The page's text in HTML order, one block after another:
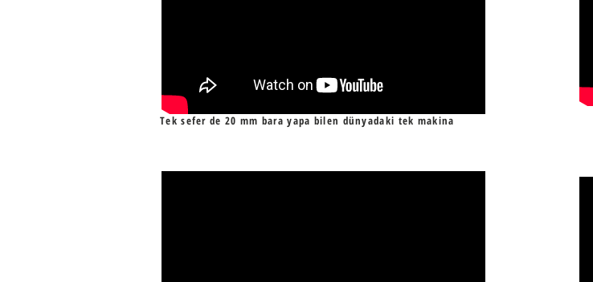
Tek sefer de 20 mm bara yapa bilen dünyadaki tek makina